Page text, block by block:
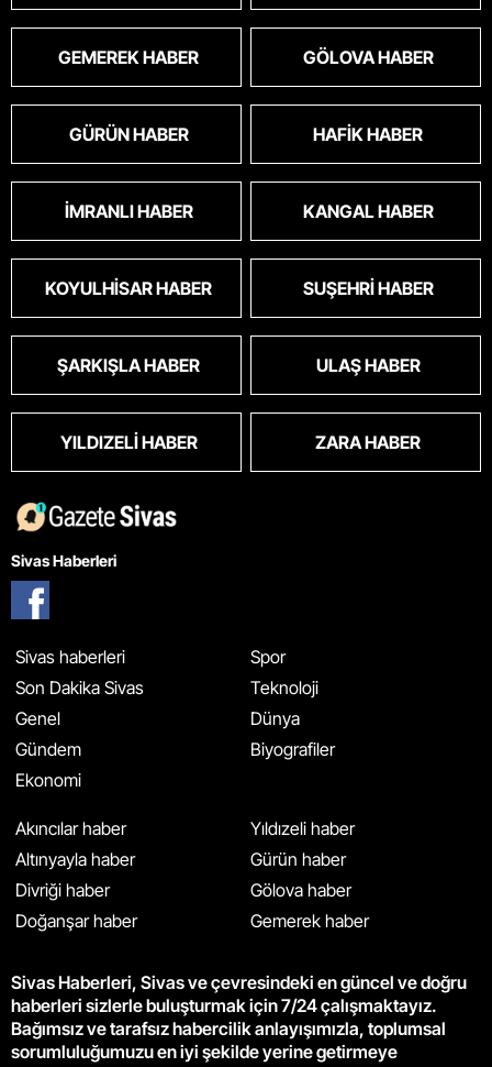
GEMEREK HABER GÖLOVA HABER
GÜRÜN HABER HAFIK HABER
İMRANLI HABER KANGAL HABER
KOYULHISAR HABER SUŞEHRI HABER
ŞARKIŞLA HABER ULAŞ HABER
YILDIZELI HABER ZARA HABER
Sivas Haberleri
Sivas haberleri
Son Dakika Sivas
Genel
Gündem
Ekonomi
Spor
Teknoloji
Dünya
Biyografiler
Akıncılar haber
Altınyayla haber
Divriği haber
Doğanşar haber
Yıldızeli haber
Gürün haber
Gölova haber
Gemerek haber
Sivas Haberleri, Sivas ve çevresindeki en güncel ve doğru
haberleri sizlerle buluşturmak için 7/24 çalışmaktayız.
Bağımsız ve tarafsız habercilik anlayışımızla, toplumsal
sorumluluğumuzu en iyi şekilde yerine getirmeye